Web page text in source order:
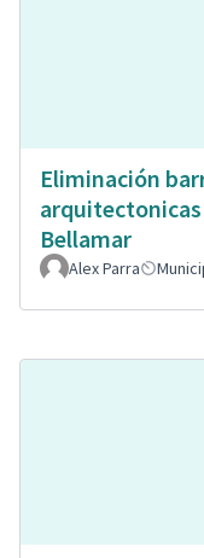
Eliminación
Bellamar
Alex Parra